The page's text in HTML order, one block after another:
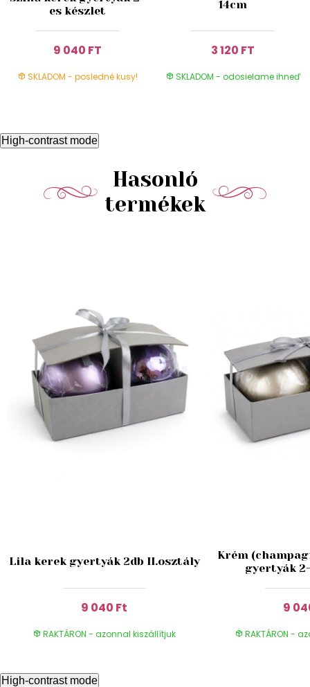
es készlet
9 040 FT
SKLADOM - posledné kusy!
14cm
3 120 FT
SKLADOM - odosielame ihneď
High-contrast mode
Hasonló
termékek
Lila kerek gyertyák 2db II.osztály
9 040 Ft
RAKTÁRON - azonnal kiszállítjuk
Krém
gyertyák
9
RAKTÁRON -
High-contrast mode